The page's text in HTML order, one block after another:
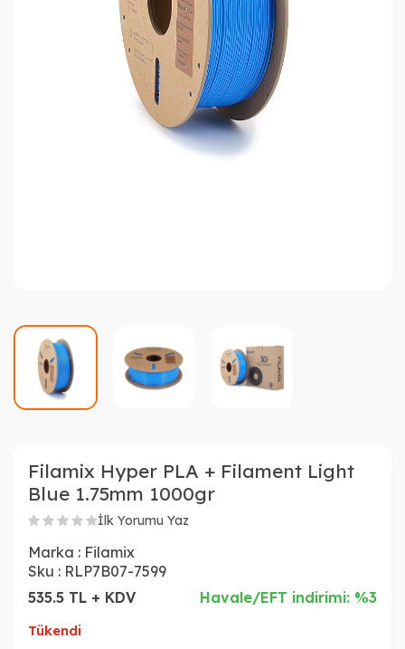
Filamix Hyper PLA + Filament Light
Blue 1.75mm 1000gr
İlk Yorumu Yaz
Marka : Filamix
Sku : RLP7B07-7599
535.5 TL + KDV
Havale/EFT indirimi: %3
Tükendi